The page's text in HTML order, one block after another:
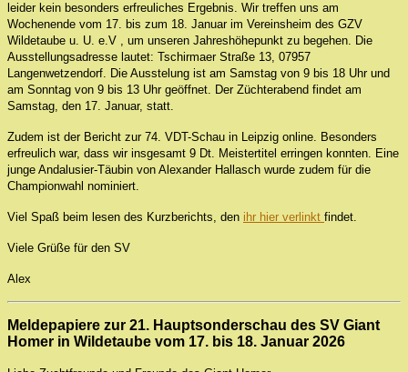
leider kein besonders erfreuliches Ergebnis. Wir treffen uns am
Wochenende vom 17. bis zum 18. Januar im Vereinsheim des GZV
Wildetaube u. U. e.V , um unseren Jahreshöhepunkt zu begehen. Die
Ausstellungsadresse lautet: Tschirmaer Straße 13, 07957
Langenwetzendorf. Die Ausstelung ist am Samstag von 9 bis 18 Uhr und
am Sonntag von 9 bis 13 Uhr geöffnet. Der Züchterabend findet am
Samstag, den 17. Januar, statt.
Zudem ist der Bericht zur 74. VDT-Schau in Leipzig online. Besonders
erfreulich war, dass wir insgesamt 9 Dt. Meistertitel erringen konnten. Eine
junge Andalusier-Täubin von Alexander Hallasch wurde zudem für die
Championwahl nominiert.
Viel Spaß beim lesen des Kurzberichts, den ihr hier verlinkt findet.
Viele Grüße für den SV
Alex
Meldepapiere zur 21. Hauptsonderschau des SV Giant
Homer in Wildetaube vom 17. bis 18. Januar 2026